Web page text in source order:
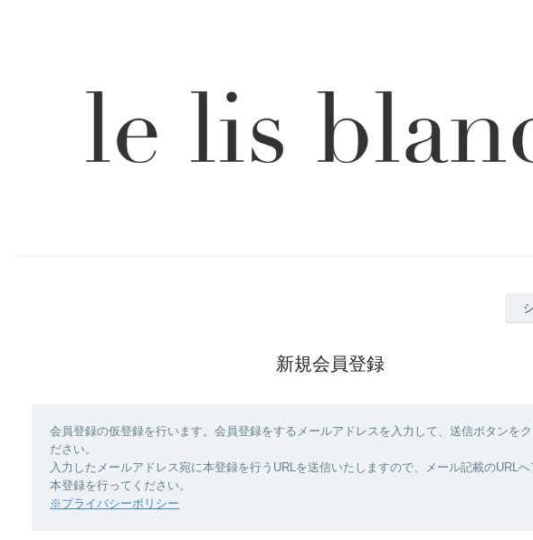
新規会員登録
会員登録の仮登録を行います。会員登録をするメールアドレスを入力して、送信ボタンをク
ださい。
入力したメールアドレス宛に本登録を行うURLを送信いたしますので、メール記載のURLへ
本登録を行ってください。
※プライバシーポリシー